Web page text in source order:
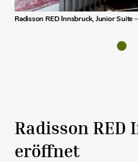
Radisson RED Innsbruck, Junior Suite
Radisson RED
eröffnet